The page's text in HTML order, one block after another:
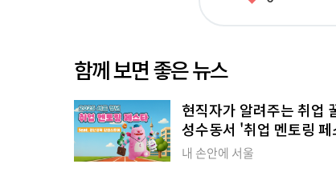
함께 보면 좋은 뉴스
현직자가 알려주는 취업
성수동서 '취업 멘토링
내 손안에 서울